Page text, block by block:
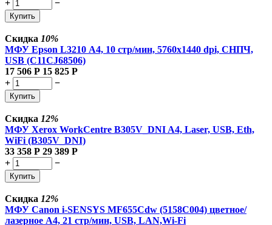
+
−
Купить
Скидка 10%
МФУ Epson L3210 А4, 10 стр/мин, 5760х1440 dpi, СНПЧ,
USB (C11CJ68506)
17 506 Р 15 825 Р
+
−
Купить
Скидка 12%
МФУ Xerox WorkCentre B305V_DNI A4, Laser, USB, Eth,
WiFi (B305V_DNI)
33 358 Р 29 389 Р
+
−
Купить
Скидка 12%
МФУ Canon i-SENSYS MF655Cdw (5158C004) цветное/
лазерное A4, 21 стр/мин, USB, LAN,Wi-Fi